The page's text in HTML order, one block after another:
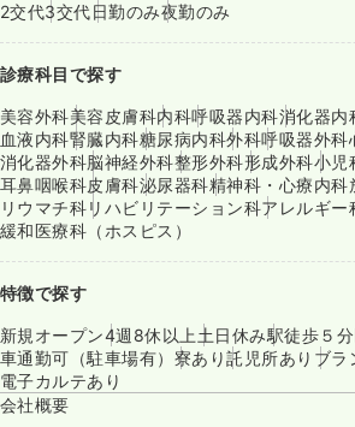
2交代3交代日勤のみ夜勤のみ
診療科目で探す
美容外科美容皮膚科内科呼吸器内科消化器内
血液内科腎臓内科糖尿病内科外科呼吸器外科
消化器外科脳神経外科整形外科形成外科小児
耳鼻咽喉科皮膚科泌尿器科精神科・心療内科
リウマチ科リハビリテーション科アレルギー
緩和医療科（ホスピス）
特徴で探す
新規オープン4週8休以上 土日休み駅徒歩５
車通勤可（駐車場有） 寮あり託児所あり ブラ
電子カルテあり
会社概要